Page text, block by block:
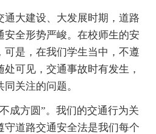
通大建设、大发展时期，道路
安全形势严峻。在校师生的安
可是，在我们学生当中，不遵
可见，交通事故时有发生，
关注的问题。
成方圆”。我们的交通行为关
守道路交通安全法是我们每个